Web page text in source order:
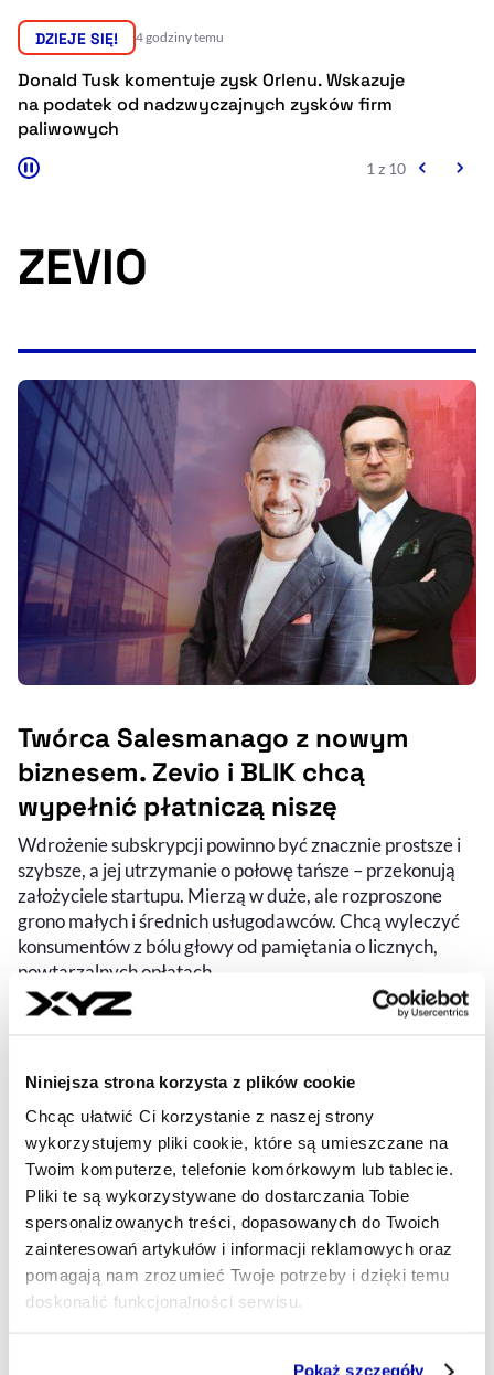
Niniejsza strona korzysta z plików cookie
Chcąc ułatwić Ci korzystanie z naszej strony
wykorzystujemy pliki cookie, które są umieszczane na
Twoim komputerze, telefonie komórkowym lub tablecie.
Pliki te są wykorzystywane do dostarczania Tobie
spersonalizowanych treści, dopasowanych do Twoich
zainteresowań artykułów i informacji reklamowych oraz
pomagają nam zrozumieć Twoje potrzeby i dzięki temu
doskonalić funkcjonalności serwisu.
Pokaż szczegóły
Ułatwienia dostępności wspierają:
Deklaracja dostępności , otwiera się w nowym oknie
Zgłoś problem
, otwiera się w
DZIEJE SIĘ! 4 godziny temu
Donald Tusk komentuje zysk Orlenu. Wskazuje
na podatek od nadzwyczajnych zysków firm
paliwowych
1 z 10
ZEVIO
Twórca Salesmanago z nowym
biznesem. Zevio i BLIK chcą
wypełnić płatniczą niszę
Wdrożenie subskrypcji powinno być znacznie prostsze i
szybsze, a jej utrzymanie o połowę tańsze – przekonują
założyciele startupu. Mierzą w duże, ale rozproszone
grono małych i średnich usługodawców. Chcą wyleczyć
konsumentów z bólu głowy od pamiętania o licznych,
powtarzalnych opłatach.
MARIUSZ BARTODZIEJ